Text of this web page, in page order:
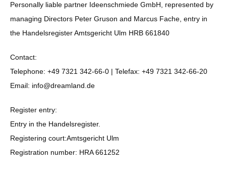
Personally liable partner Ideenschmiede GmbH, represented by
managing Directors Peter Gruson and Marcus Fache, entry in
the Handelsregister Amtsgericht Ulm HRB 661840
Contact:
Telephone: +49 7321 342-66-0 | Telefax: +49 7321 342-66-20
Email: info@dreamland.de
Register entry:
Entry in the Handelsregister.
Registering court:Amtsgericht Ulm
Registration number: HRA 661252